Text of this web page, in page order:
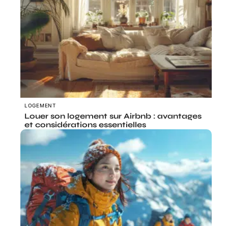
LOGEMENT
Louer son logement sur Airbnb : avantages
et considérations essentielles